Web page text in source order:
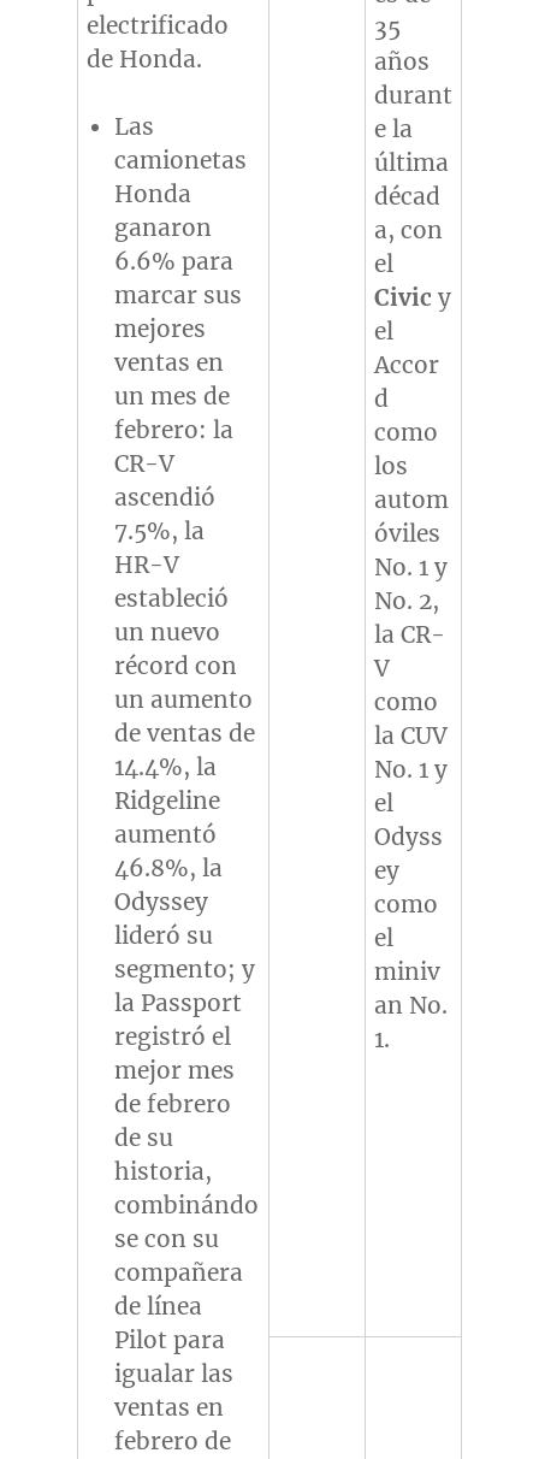
electrificado
de Honda.
Las
camionetas
Honda
ganaron
6.6% para
marcar sus
mejores
ventas en
un mes de
febrero: la
CR-V
ascendió
7.5%, la
HR-V
estableció
un nuevo
récord con
un aumento
de ventas de
14.4%, la
Ridgeline
aumentó
46.8%, la
Odyssey
lideró su
segmento; y
la Passport
registró el
mejor mes
de febrero
de su
historia,
combinándo
se con su
compañera
de línea
Pilot para
igualar las
ventas en
febrero de
35
años
durant
e la
última
décad
a, con
el
Civic y
el
Accor
d
como
los
autom
óviles
No. 1 y
No. 2,
la CR-
V
como
la CUV
No. 1 y
el
Odyss
ey
como
el
miniv
an No.
1.